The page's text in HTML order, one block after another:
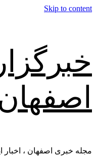
Skip to content
مجله خبری اصفهان ، اخبار